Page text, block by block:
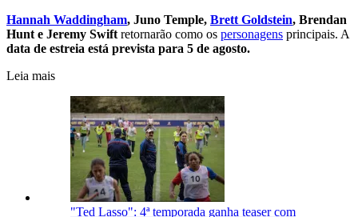
Hannah Waddingham, Juno Temple, Brett Goldstein, Brendan
Hunt e Jeremy Swift retornarão como os personagens principais. A
data de estreia está prevista para 5 de agosto.
Leia mais
"Ted Lasso": 4ª temporada ganha teaser com